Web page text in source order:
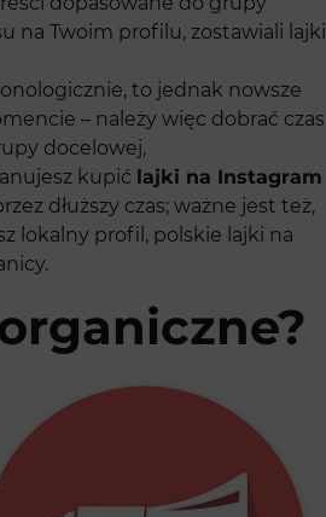
na Twoim profilu, zostawiali lajki
to jednak nowsze
– należy więc dobrać czas
docelowej,
kupić lajki na Instagram
dłuższy czas; ważne jest też,
lokalny profil, polskie lajki na